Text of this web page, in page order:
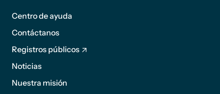
1
Centro de ayuda
Contáctanos
Registros públicos
Noticias
Nuestra misión
Pie de